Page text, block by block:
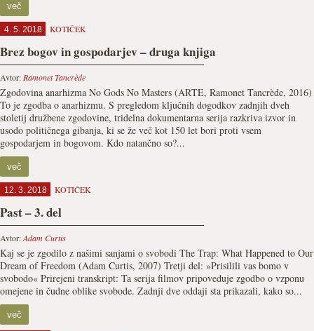
več
4. 5. 2018 KOTIČEK
Brez bogov in gospodarjev – druga knjiga
Avtor: Ramonet Tancrède
Zgodovina anarhizma No Gods No Masters (ARTE, Ramonet Tancrède, 2016)
To je zgodba o anarhizmu. S pregledom ključnih dogodkov zadnjih dveh
stoletij družbene zgodovine, tridelna dokumentarna serija razkriva izvor in
usodo političnega gibanja, ki se že več kot 150 let bori proti vsem
gospodarjem in bogovom. Kdo natančno so?...
več
12. 3. 2018 KOTIČEK
Past – 3. del
Avtor:Adam Curtis
Kaj se je zgodilo z našimi sanjami o svobodi The Trap: What Happened to Our
Dream of Freedom (Adam Curtis, 2007) Tretji del: »Prisilili vas bomo v
svobodo« Prirejeni transkript: Ta serija filmov pripoveduje zgodbo o vzponu
omejene in čudne oblike svobode. Zadnji dve oddaji sta prikazali, kako so...
več